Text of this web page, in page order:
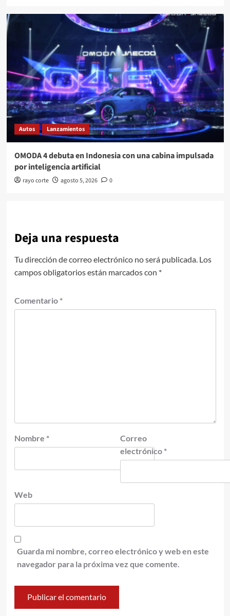
Autos Lanzamientos
OMODA 4 debuta en Indonesia con una cabina impulsada
por inteligencia artificial
rayo corte agosto 5, 2026 0
Deja una respuesta
Tu dirección de correo electrónico no será publicada. Los
campos obligatorios están marcados con *
Comentario *
Nombre *
Correo
electrónico *
Web
Guarda mi nombre, correo electrónico y web en este
navegador para la próxima vez que comente.